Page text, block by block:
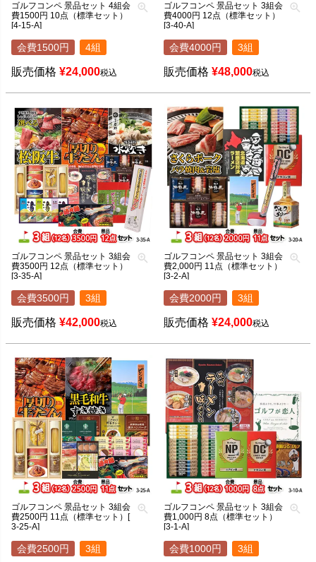
ゴルフコンペ 景品セット 4組会
費1500円 10点（標準セット）
[4-15-A]
会費1500円 4組
販売価格 ¥24,000税込
ゴルフコンペ 景品セット 3組会
費4000円 12点（標準セット）
[3-40-A]
会費4000円 3組
販売価格 ¥48,000税込
ゴルフコンペ 景品セット 3組会
費3500円 12点（標準セット）
[3-35-A]
会費3500円 3組
販売価格 ¥42,000税込
ゴルフコンペ 景品セット 3組会
費2,000円 11点（標準セット）
[3-2-A]
会費2000円 3組
販売価格 ¥24,000税込
ゴルフコンペ 景品セット 3組会
費2500円 11点（標準セット）[
3-25-A]
会費2500円 3組
ゴルフコンペ 景品セット 3組会
費1,000円 8点（標準セット）
[3-1-A]
会費1000円 3組